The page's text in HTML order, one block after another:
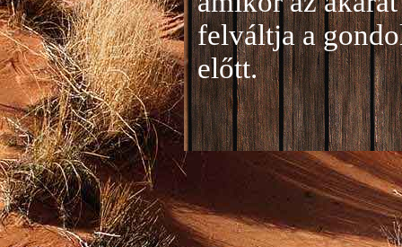
felváltja a
előtt.
Jelentkezés a